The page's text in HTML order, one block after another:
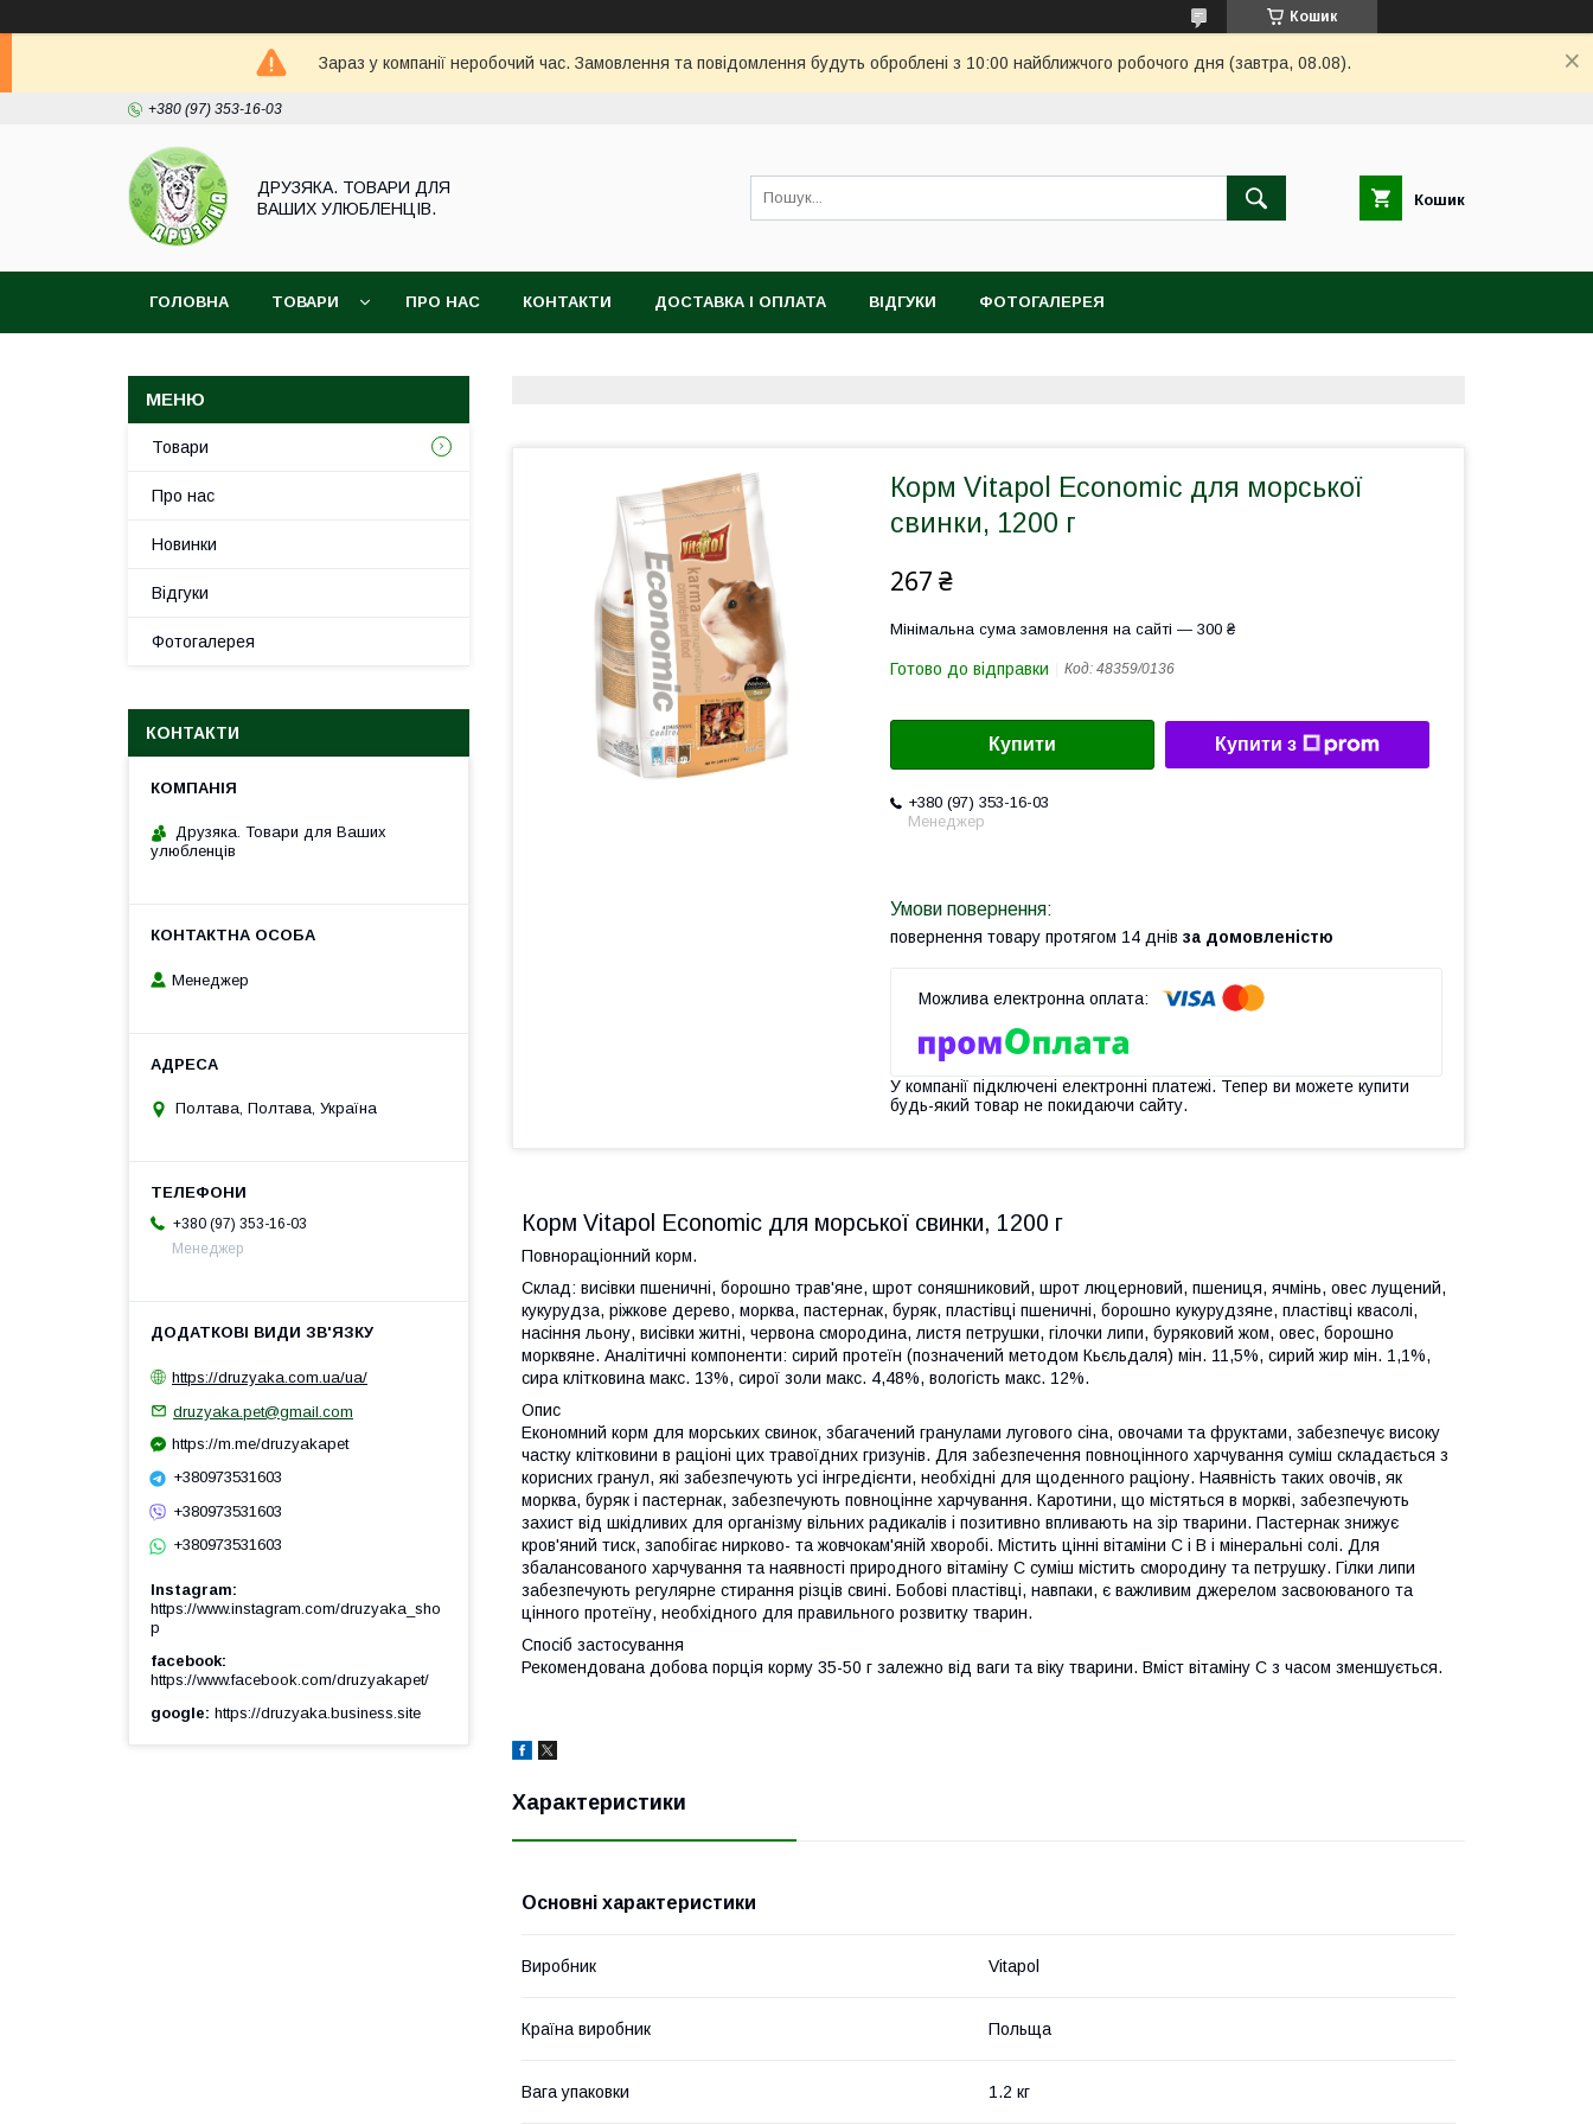
Кошик
Зараз у компанії неробочий час. Замовлення та повідомлення будуть оброблені з 10:00 найближчого робочого дня (завтра, 08.08).
+380 (97) 353-16-03
ДРУЗЯКА. ТОВАРИ ДЛЯ
ВАШИХ УЛЮБЛЕНЦІВ.
Кошик
ГОЛОВНА ТОВАРИ ПРО НАС КОНТАКТИ ДОСТАВКА І ОПЛАТА ВІДГУКИ ФОТОГАЛЕРЕЯ
Корм Vitapol Economic для морської
свинки, 1200 г
267 ₴
Мінімальна сума замовлення на сайті — 300 ₴
Готово до відправки Код: 48359/0136
Купити Купити з
+380 (97) 353-16-03
Менеджер
повернення товару протягом 14 днів за домовленістю
У компанії підключені електронні платежі. Тепер ви можете купити
будь-який товар не покидаючи сайту.
Корм Vitapol Economic для морської свинки, 1200 г
Повнораціонний корм.
Склад: висівки пшеничні, борошно трав'яне, шрот соняшниковий, шрот люцерновий, пшениця, ячмінь, овес лущений,
кукурудза, ріжкове дерево, морква, пастернак, буряк, пластівці пшеничні, борошно кукурудзяне, пластівці квасолі,
насіння льону, висівки житні, червона смородина, листя петрушки, гілочки липи, буряковий жом, овес, борошно
морквяне. Аналітичні компоненти: сирий протеїн (позначений методом Кьєльдаля) мін. 11,5%, сирий жир мін. 1,1%,
сира клітковина макс. 13%, сирої золи макс. 4,48%, вологість макс. 12%.
Опис
Економний корм для морських свинок, збагачений гранулами лугового сіна, овочами та фруктами, забезпечує високу
частку клітковини в раціоні цих травоїдних гризунів. Для забезпечення повноцінного харчування суміш складається з
корисних гранул, які забезпечують усі інгредієнти, необхідні для щоденного раціону. Наявність таких овочів, як
морква, буряк і пастернак, забезпечують повноцінне харчування. Каротини, що містяться в моркві, забезпечують
захист від шкідливих для організму вільних радикалів і позитивно впливають на зір тварини. Пастернак знижує
кров'яний тиск, запобігає нирково- та жовчокам'яній хворобі. Містить цінні вітаміни С і В і мінеральні солі. Для
збалансованого харчування та наявності природного вітаміну С суміш містить смородину та петрушку. Гілки липи
забезпечують регулярне стирання різців свині. Бобові пластівці, навпаки, є важливим джерелом засвоюваного та
цінного протеїну, необхідного для правильного розвитку тварин.
Спосіб застосування
Рекомендована добова порція корму 35-50 г залежно від ваги та віку тварини. Вміст вітаміну С з часом зменшується.
Характеристики
Основні характеристики
Виробник Vitapol
Країна виробник Польща
Вага упаковки 1.2 кг
Товари
Про нас
Новинки
Відгуки
Фотогалерея
КОНТАКТИ
Друзяка. Товари для Ваших
улюбленців
Менеджер
Полтава, Полтава, Україна
+380 (97) 353-16-03
Менеджер
https://druzyaka.com.ua/ua/
druzyaka.pet@gmail.com
https://m.me/druzyakapet
+380973531603
+380973531603
+380973531603
Instagram
https://www.instagram.com/druzyaka_sho
p
facebook
https://www.facebook.com/druzyakapet/
google https://druzyaka.business.site